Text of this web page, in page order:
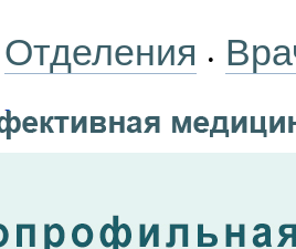
Отделения •